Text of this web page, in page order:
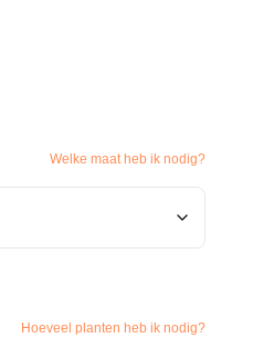
Welke maat heb ik nodig?
Hoeveel planten heb ik nodig?